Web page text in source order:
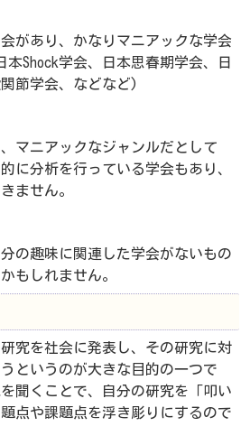
があり、かなりマニアックな学会
Shock学会、日本思春期学会、日
節学会、などなど)
マニアックなジャンルだとして
に分析を行っている学会もあり、
ません。
の趣味に関連した学会がないもの
もしれません。
究を社会に発表し、その研究に対
というのが大きな目的の一つで
聞くことで、自分の研究を「叩い
点や課題点を浮き彫りにするので